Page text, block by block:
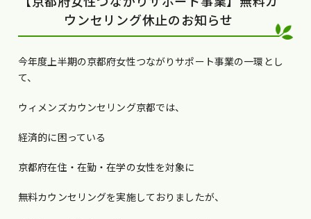
ウンセリング休止のお知らせ
今年度上半期の京都府女性つながりサポート事業の一環とし
て、
ウィメンズカウンセリング京都では、
経済的に困っている
京都府在住・在勤・在学の女性を対象に
無料カウンセリングを実施しておりましたが、